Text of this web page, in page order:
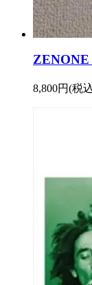
ZENONE
8,800円(税